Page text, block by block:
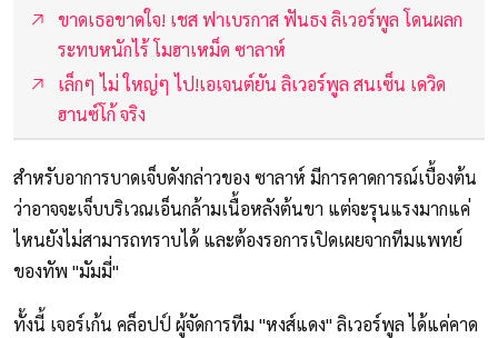
ขาดเธอขาดใจ! เชส ฟาเบรกาส ฟันธง ลิเวอร์พูล โดนผลก
ระทบหนักไร้ โมฮาเหม็ด ซาลาห์
เล็กๆ ไม่ ใหญ่ๆ ไป!เอเจนต์ยัน ลิเวอร์พูล สนเซ็น เดวิด
ฮานซ์โก้ จริง
สำหรับอาการบาดเจ็บดังกล่าวของ ซาลาห์ มีการคาดการณ์เบื้องต้น
ว่าอาจจะเจ็บบริเวณเอ็นกล้ามเนื้อหลังต้นขา แต่จะรุนแรงมากแค่
ไหนยังไม่สามารถทราบได้ และต้องรอการเปิดเผยจากทีมแพทย์
ของทัพ "มัมมี่"
ทั้งนี้ เจอร์เก้น คล็อปป์ ผู้จัดการทีม "หงส์แดง" ลิเวอร์พูล ได้แค่คาด